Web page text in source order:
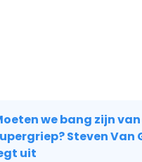
we bang zijn
Steven Van
uit